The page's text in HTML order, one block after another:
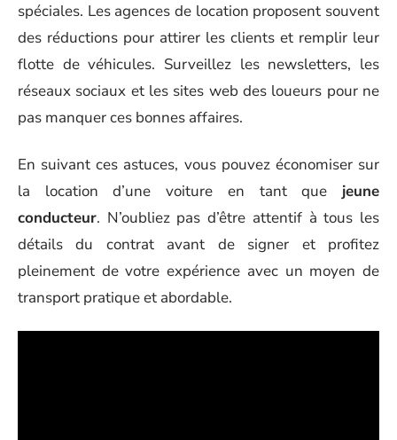
spéciales. Les agences de location proposent souvent
des réductions pour attirer les clients et remplir leur
flotte de véhicules. Surveillez les newsletters, les
réseaux sociaux et les sites web des loueurs pour ne
pas manquer ces bonnes affaires.
En suivant ces astuces, vous pouvez économiser sur
la location d’une voiture en tant que jeune
conducteur. N’oubliez pas d’être attentif à tous les
détails du contrat avant de signer et profitez
pleinement de votre expérience avec un moyen de
transport pratique et abordable.